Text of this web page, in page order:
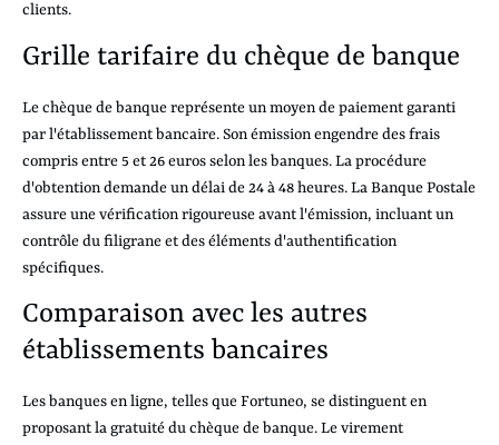
clients.
Grille tarifaire du chèque de banque
Le chèque de banque représente un moyen de paiement garanti
par l'établissement bancaire. Son émission engendre des frais
compris entre 5 et 26 euros selon les banques. La procédure
d'obtention demande un délai de 24 à 48 heures. La Banque Postale
assure une vérification rigoureuse avant l'émission, incluant un
contrôle du filigrane et des éléments d'authentification
spécifiques.
Comparaison avec les autres
établissements bancaires
Les banques en ligne, telles que Fortuneo, se distinguent en
proposant la gratuité du chèque de banque. Le virement